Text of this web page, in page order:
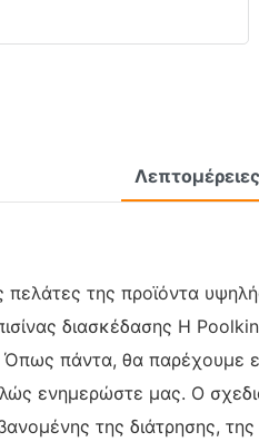
της προϊόντα
διασκέδασης Η
πάντα, θα παρέχουμε
ενημερώστε μας. Ο
της διάτρησης,